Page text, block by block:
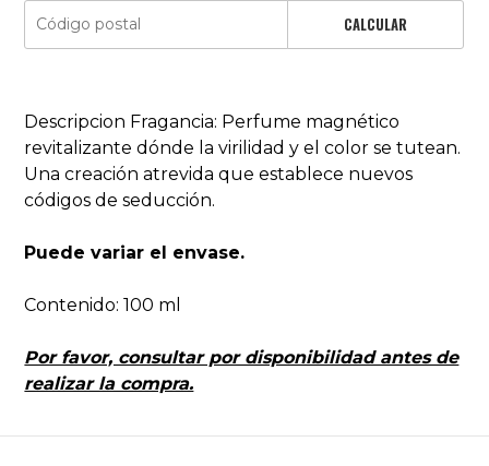
CALCULAR
Descripcion Fragancia: Perfume magnético
revitalizante dónde la virilidad y el color se tutean.
Una creación atrevida que establece nuevos
códigos de seducción.
Puede variar el envase.
Contenido: 100 ml
Por favor, consultar por disponibilidad antes de
realizar la compra.